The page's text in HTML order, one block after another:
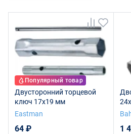
Популярный товар
Двусторонний торцевой
ключ 17x19 мм
Eastman
64 ₽ 1